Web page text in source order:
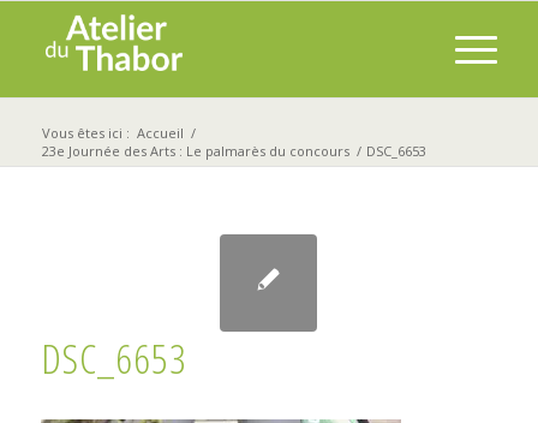
Vous êtes ici : Accueil /
23e Journée des Arts : Le palmarès du concours / DSC_6653
DSC_6653